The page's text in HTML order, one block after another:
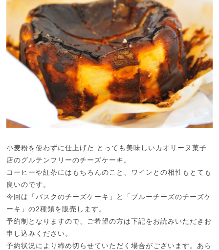
小麦粉を使わずに仕上げた とっても美味しいカオリーヌ菓子
店のグルテンフリーのチーズケーキ。
コーヒーや紅茶にはもちろんのこと、ワインとの相性もとても
良いのです。
今回は「バスクのチーズケーキ」と「ブルーチーズのチーズケ
ーキ」の2種類を販売します。
予約制となりますので、ご希望の方は下記をお読みいただきお
申し込みください。
予約状況により締め切らせていただく場合がございます。あら